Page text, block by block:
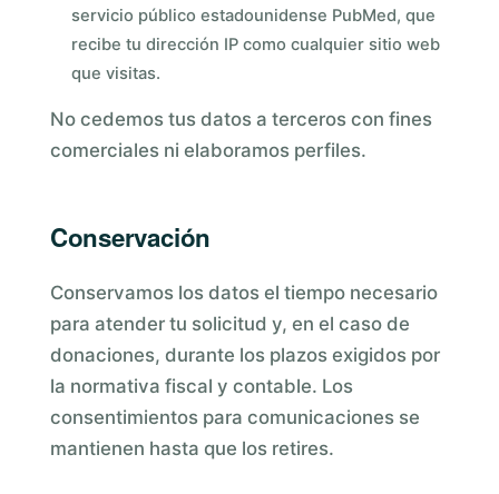
servicio público estadounidense PubMed, que
recibe tu dirección IP como cualquier sitio web
que visitas.
No cedemos tus datos a terceros con fines
comerciales ni elaboramos perfiles.
Conservación
Conservamos los datos el tiempo necesario
para atender tu solicitud y, en el caso de
donaciones, durante los plazos exigidos por
la normativa fiscal y contable. Los
consentimientos para comunicaciones se
mantienen hasta que los retires.